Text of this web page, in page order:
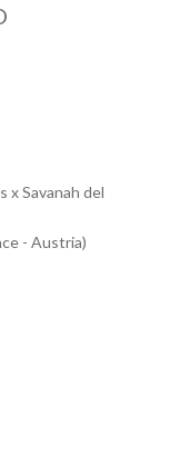
x Savanah del
- Austria)